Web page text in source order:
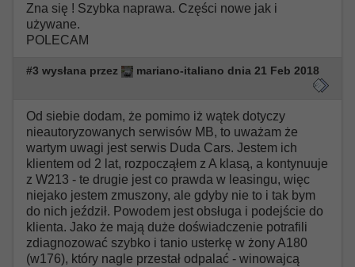
Zna się ! Szybka naprawa. Części nowe jak i
używane.
POLECAM
#3 wysłana przez mariano-italiano dnia 21 Feb 2018
Od siebie dodam, że pomimo iż wątek dotyczy
nieautoryzowanych serwisów MB, to uważam że
wartym uwagi jest serwis Duda Cars. Jestem ich
klientem od 2 lat, rozpocząłem z A klasą, a kontynuuje
z W213 - te drugie jest co prawda w leasingu, więc
niejako jestem zmuszony, ale gdyby nie to i tak bym
do nich jeździł. Powodem jest obsługa i podejście do
klienta. Jako że mają duże doświadczenie potrafili
zdiagnozować szybko i tanio usterkę w żony A180
(w176), który nagle przestał odpalać - winowajcą